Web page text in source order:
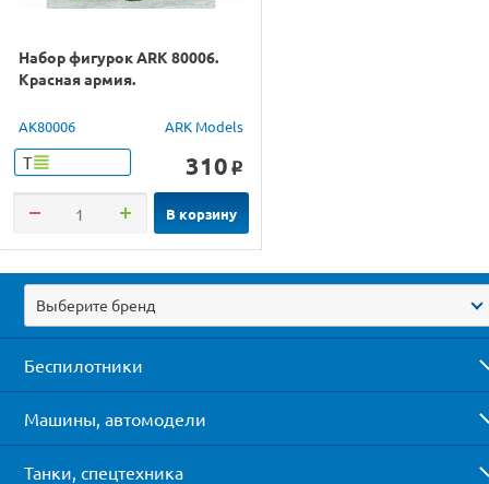
Набор фигурок ARK 80006.
Красная армия.
AK80006 ARK Models
Т 310 o
В корзину
Выберите бренд
Беспилотники
Машины, автомодели
Танки, спецтехника